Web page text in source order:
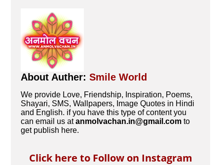
About Auther:Smile World
We provide Love, Friendship, Inspiration, Poems,
Shayari, SMS, Wallpapers, Image Quotes in Hindi
and English. if you have this type of content you
can email us atanmolvachan.in@gmail.com to
get publish here.
Click here to Follow on Instagram